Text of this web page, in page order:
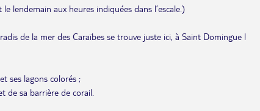
lendemain aux heures indiquées dans l’escale.)
de la mer des Caraïbes se trouve juste ici, à Saint Domingue !
ses lagons colorés ;
de sa barrière de corail.